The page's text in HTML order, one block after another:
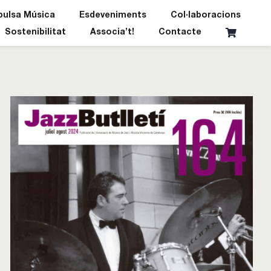
Música Esdeveniments
Col·laboracions
Sostenibilitat
Associa’t! Contacte